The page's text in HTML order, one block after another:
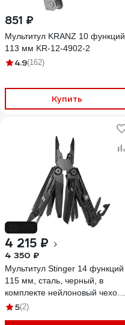
851 ₽
Мультитул KRANZ 10 функций
113 мм KR-12-4902-2
4.9(162)
Купить
4 215 ₽
4 350 ₽
Мультитул Stinger 14 функций
115 мм, сталь, черный, в
комплекте нейлоновый чехол
MT-GHK9-H
5(2)